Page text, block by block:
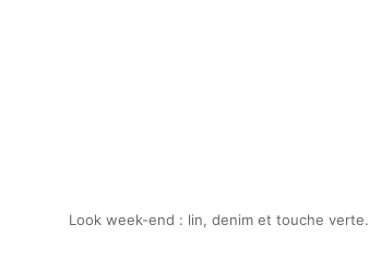
Look week-end : lin, denim et touche verte.